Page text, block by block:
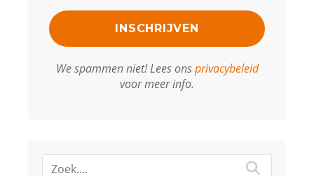
We spammen niet! Lees onsprivacybeleid
voor meer info.